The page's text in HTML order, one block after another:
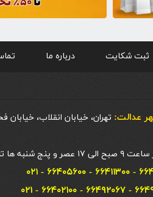
ثبت شکایت درباره ما
عدالت: تهران، خیابان انقلاب، خیابان
تا ۱۲ ظهر